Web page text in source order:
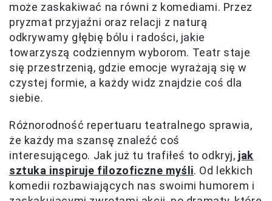
może zaskakiwać na równi z komediami. Przez
pryzmat przyjaźni oraz relacji z naturą
odkrywamy głębię bólu i radości, jakie
towarzyszą codziennym wyborom. Teatr staje
się przestrzenią, gdzie emocje wyrażają się w
czystej formie, a każdy widz znajdzie coś dla
siebie.
Różnorodność repertuaru teatralnego sprawia,
że każdy ma szansę znaleźć coś
interesującego. Jak już tu trafiłeś to odkryj, jak
sztuka inspiruje filozoficzne myśli. Od lekkich
komedii rozbawiających nas swoimi humorem i